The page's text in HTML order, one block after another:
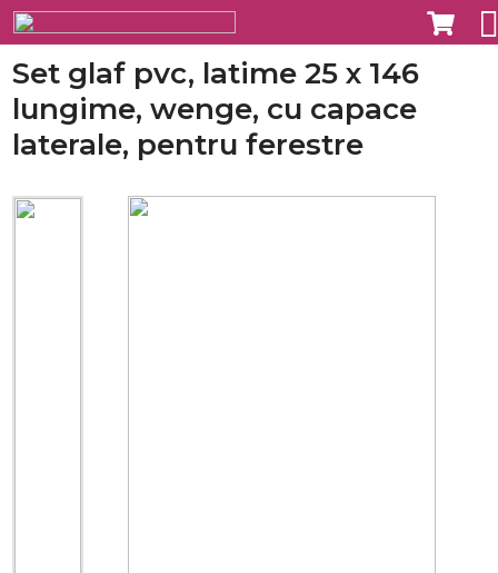
Set glaf pvc, latime 25 x 146
lungime, wenge, cu capace
laterale, pentru ferestre